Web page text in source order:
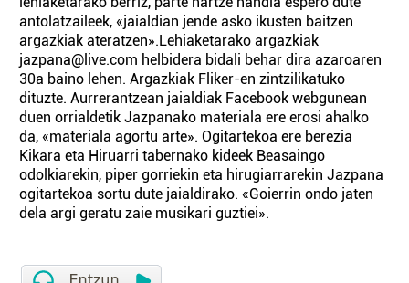
antolatzaileek, «jaialdian jende asko ikusten baitzen
argazkiak ateratzen».Lehiaketarako argazkiak
jazpana@live.com helbidera bidali behar dira azaroaren
30a baino lehen. Argazkiak Fliker-en zintzilikatuko
dituzte. Aurrerantzean jaialdiak Facebook webgunean
duen orrialdetik Jazpanako materiala ere erosi ahalko
da, «materiala agortu arte». Ogitartekoa ere berezia
Kikara eta Hiruarri tabernako kideek Beasaingo
odolkiarekin, piper gorriekin eta hirugiarrarekin Jazpana
ogitartekoa sortu dute jaialdirako. «Goierrin ondo jaten
dela argi geratu zaie musikari guztiei».